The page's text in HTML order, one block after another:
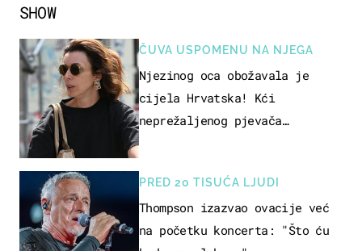
SHOW
ČUVA USPOMENU NA NJEGA
Njezinog oca obožavala je
cijela Hrvatska! Kći
neprežaljenog pjevača
PRED 20 TISUĆA LJUDI
Thompson izazvao ovacije već
na početku koncerta: "Što ću